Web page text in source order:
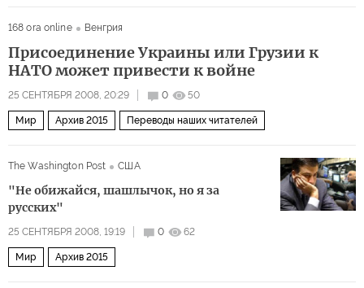
168 ora online Венгрия
Присоединение Украины или Грузии к
НАТО может привести к войне
25 СЕНТЯБРЯ 2008, 20:29 0 50
Мир Архив 2015 Переводы наших читателей
The Washington Post США
"Не обижайся, шашлычок, но я за
русских"
25 СЕНТЯБРЯ 2008, 19:19 0 62
Мир Архив 2015